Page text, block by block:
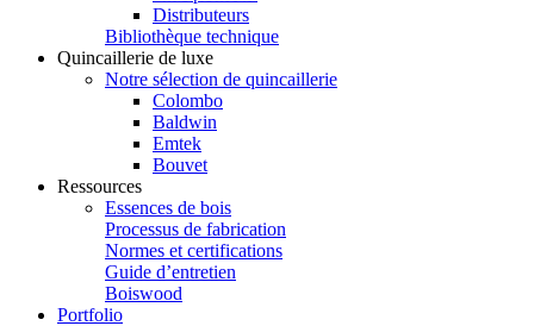
Distributeurs
Bibliothèque technique
Quincaillerie de luxe
Notre sélection de quincaillerie
Colombo
Baldwin
Emtek
Bouvet
Ressources
Essences de bois
Processus de fabrication
Normes et certifications
Guide d’entretien
Boiswood
Portfolio